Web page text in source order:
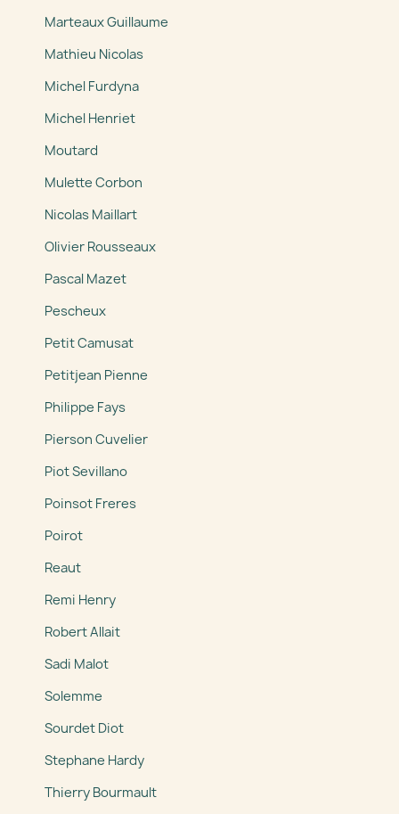
Marteaux Guillaume
Mathieu Nicolas
Michel Furdyna
Michel Henriet
Moutard
Mulette Corbon
Nicolas Maillart
Olivier Rousseaux
Pascal Mazet
Pescheux
Petit Camusat
Petitjean Pienne
Philippe Fays
Pierson Cuvelier
Piot Sevillano
Poinsot Freres
Poirot
Reaut
Remi Henry
Robert Allait
Sadi Malot
Solemme
Sourdet Diot
Stephane Hardy
Thierry Bourmault